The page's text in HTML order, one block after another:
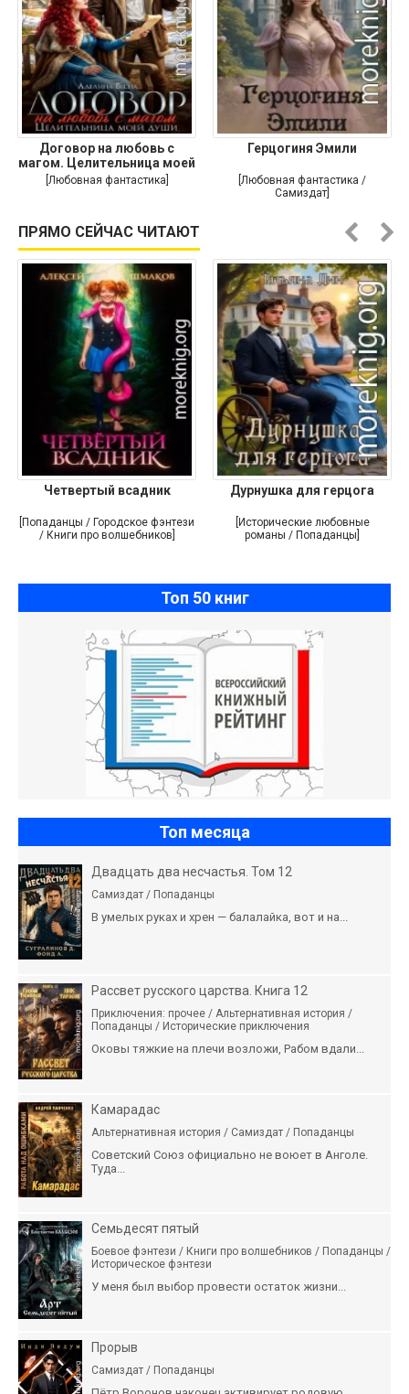
Договор на любовь с
магом. Целительница моей
души
[Любовная фантастика]
Герцогиня Эмили
[Любовная фантастика /
Самиздат]
ПРЯМО СЕЙЧАС ЧИТАЮТ
Четвертый всадник
[Попаданцы / Городское фэнтези
/ Книги про волшебников]
Дурнушка для герцога
[Исторические любовные
романы / Попаданцы]
Топ 50 книг
Топ месяца
Двадцать два несчастья. Том 12
Самиздат / Попаданцы
В умелых руках и хрен — балалайка, вот и на...
Рассвет русского царства. Книга 12
Приключения: прочее / Альтернативная история /
Попаданцы / Исторические приключения
Оковы тяжкие на плечи возложи, Рабом вдали...
Камарадас
Альтернативная история / Самиздат / Попаданцы
Советский Союз официально не воюет в Анголе.
Туда...
Семьдесят пятый
Боевое фэнтези / Книги про волшебников / Попаданцы /
Историческое фэнтези
У меня был выбор провести остаток жизни...
Прорыв
Самиздат / Попаданцы